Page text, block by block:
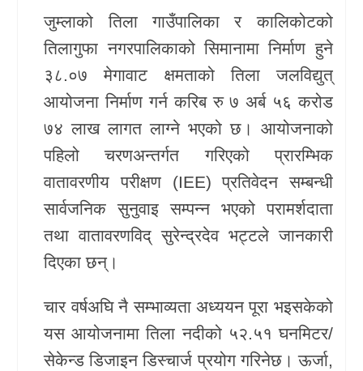
भिडियो
समाचार
सूचना
प्रविधि
स्वास्थ्य
खेलकुद
Unicode
जुम्लाको तिला गाउँपालिका र कालिकोटको
तिलागुफा नगरपालिकाको सिमानामा निर्माण हुने
३८.०७ मेगावाट क्षमताको तिला जलविद्युत्
आयोजना निर्माण गर्न करिब रु ७ अर्ब ५६ करोड
७४ लाख लागत लाग्ने भएको छ। आयोजनाको
पहिलो चरणअन्तर्गत गरिएको प्रारम्भिक
वातावरणीय परीक्षण (IEE) प्रतिवेदन सम्बन्धी
सार्वजनिक सुनुवाइ सम्पन्न भएको परामर्शदाता
तथा वातावरणविद् सुरेन्द्रदेव भट्टले जानकारी
दिएका छन्।
चार वर्षअघि नै सम्भाव्यता अध्ययन पूरा भइसकेको
यस आयोजनामा तिला नदीको ५२.५१ घनमिटर/
सेकेन्ड डिजाइन डिस्चार्ज प्रयोग गरिनेछ। ऊर्जा,